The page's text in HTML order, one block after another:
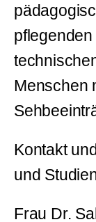
Menschen
Kontakt
und
Frau Dr.